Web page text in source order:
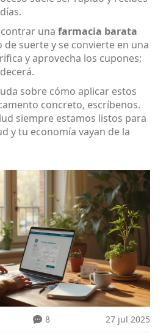
una farmacia barata
de suerte y se convierte en una
y aprovecha los cupones;
sobre cómo aplicar estos
concreto, escríbenos.
siempre estamos listos para
y tu economía vayan de la
8 27 jul 2025